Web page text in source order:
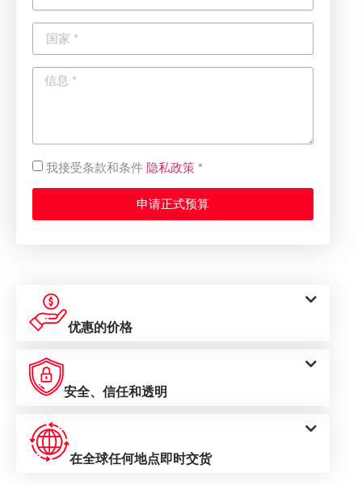
我接受条款和条件 隐私政策 *
申请正式预算
优惠的价格
安全、信任和透明
在全球任何地点即时交货